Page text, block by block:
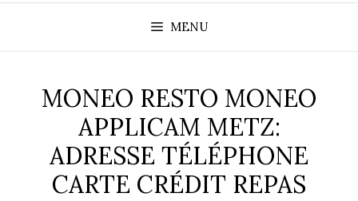
MENU
MONEO RESTO MONEO
APPLICAM METZ:
ADRESSE TÉLÉPHONE
CARTE CRÉDIT REPAS